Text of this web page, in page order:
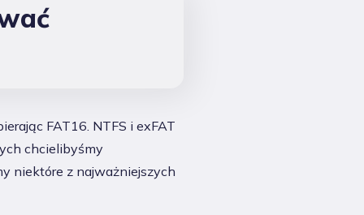
FAT16. NTFS i exFAT
chcielibyśmy
niektóre z najważniejszych